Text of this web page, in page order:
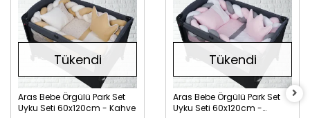
Tükendi
Aras Bebe Örgülü Park Set
Uyku Seti 60x120cm - Kahve
Tükendi
Aras Bebe Örgülü Park Set
Uyku Seti 60x120cm -